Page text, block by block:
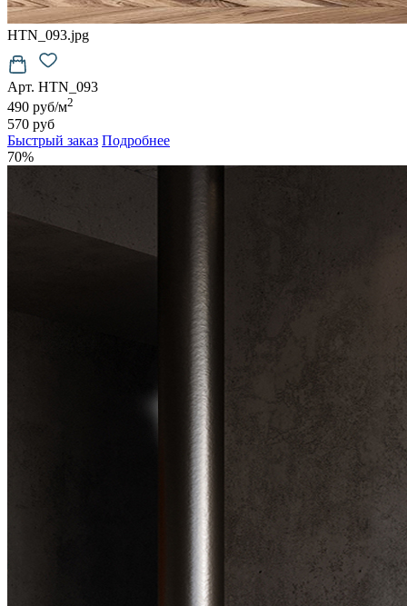
HTN_093.jpg
Арт. HTN_093
490 руб/м2
570 руб
Быстрый заказ Подробнее
70%